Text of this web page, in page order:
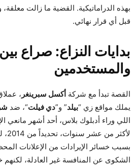
بهذه الدراماتيكية. القضية ما زالت
قبل أي قرار نهائي.
بدايات النزاع: صراع
والمستخدمين
القصة تبدأ مع شركة أكسل سبرينغر ،
يملك مواقع زي “بيلد” و”دي فيلت“، ضد
اللي وراء أدبلوك بلاس، أحد أشهر مانعي
لأكثر من عشر سنوات، تحديداً من 2014، لما
بسبب خسائر الإيرادات من الإعلانات
الشكوى عن المنافسة غير العادلة،